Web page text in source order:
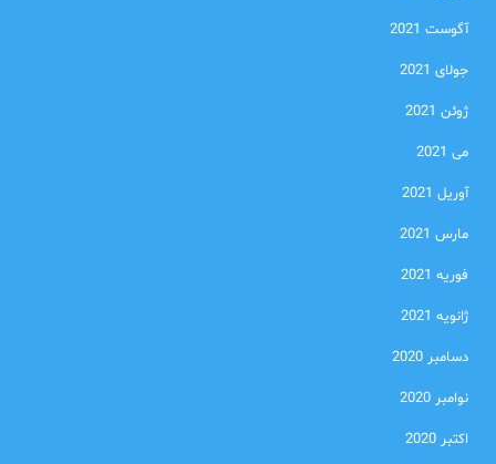
آگوست 2021
جولای 2021
ژوئن 2021
می 2021
آوریل 2021
مارس 2021
فوریه 2021
ژانویه 2021
دسامبر 2020
نوامبر 2020
اکتبر 2020